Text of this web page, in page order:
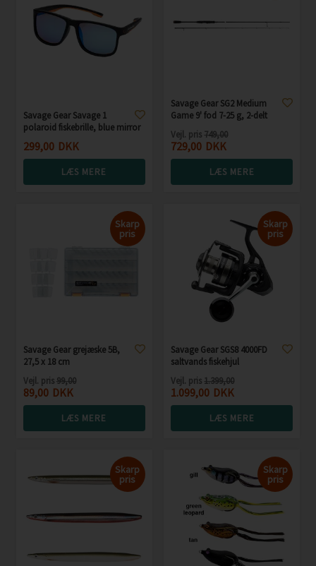
Savage Gear Savage 1
polaroid fiskebrille, blue mirror
299,00 DKK
LÆS MERE
Savage Gear SG2 Medium
Game 9' fod 7-25 g, 2-delt
Vejl. pris 749,00
729,00 DKK
LÆS MERE
Skarp
pris
Savage Gear grejæske 5B,
27,5 x 18 cm
Vejl. pris99,00
89,00 DKK
LÆS MERE
Skarp
pris
Savage Gear SGS8 4000FD
saltvands fiskehjul
Vejl. pris 1.399,00
1.099,00 DKK
LÆS MERE
Skarp
pris
Skarp
pris